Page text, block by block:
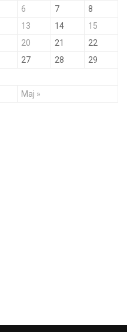
Maj »
6 7
8
13 14
15
20 21
22
27 28
29